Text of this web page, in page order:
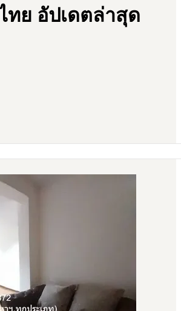
ทย อัปเดตล่าสุด